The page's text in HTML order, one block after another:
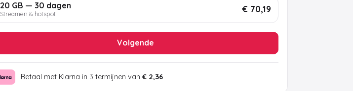
20 GB — 30 dagen
Streamen & hotspot € 70,19
Volgende
Betaal met Klarna in 3 termijnen van € 2,36